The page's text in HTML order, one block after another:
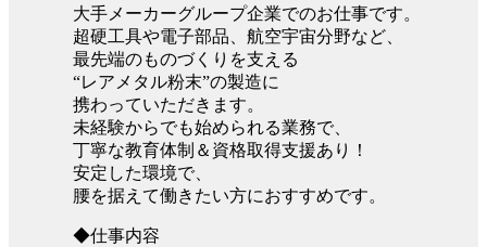
大手メーカーグループ企業でのお仕事です。
超硬工具や電子部品、航空宇宙分野など、
最先端のものづくりを支える
“レアメタル粉末”の製造に
携わっていただきます。
未経験からでも始められる業務で、
丁寧な教育体制＆資格取得支援あり！
安定した環境で、
腰を据えて働きたい方におすすめです。
◆仕事内容